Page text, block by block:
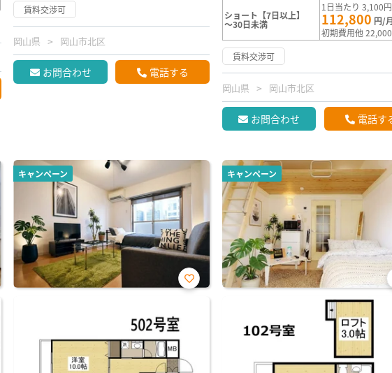
賃料交渉可
岡山県 岡山市北区
お問合わせ 電話する
ショート【7日以上】
～30日未満
1日当たり 3,100
112,800 円/
初期費用他
賃料交渉可
岡山県 岡山市北区
お問合わせ 電話す
キャンペーン
お気
り登
録
キャンペーン